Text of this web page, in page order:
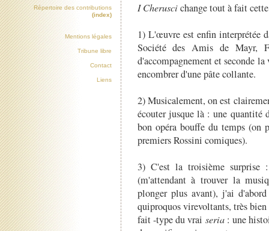
I Cheruscichange tout à fait
1) L'œuvre est enfin interprétée
Société des Amis de Mayr,
d'accompagnement et seconde
encombrer d'une pâte collante.
2) Musicalement, on est
écouter jusque là : une quantité
bon opéra bouffe du temps (on
premiers Rossini comiques).
3) C'est la troisième surprise
(m'attendant à trouver la
plonger plus avant), j'ai
quiproquos virevoltants, très
fait -type du vrai seria: une
Répertoire des contributions
(index)
Mentions légales
Tribune libre
Contact
Liens